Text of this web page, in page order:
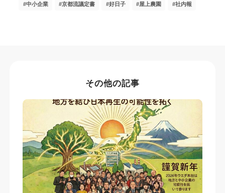
中小企業 京都流議定書 好日子 屋上農園 社内報
その他の記事